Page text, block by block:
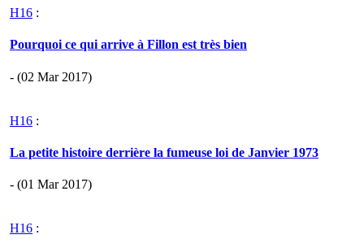
H16 :
Pourquoi ce qui arrive à Fillon est très bien
- (02 Mar 2017)
H16 :
La petite histoire derrière la fumeuse loi de Janvier 1973
- (01 Mar 2017)
H16 :